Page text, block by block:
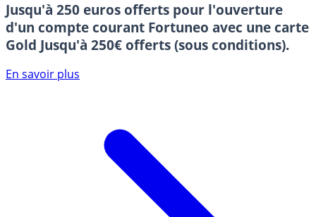
Jusqu'à 250 euros offerts pour l'ouverture
d'un compte courant Fortuneo avec une carte
Gold Jusqu'à 250€ offerts (sous conditions).
En savoir plus